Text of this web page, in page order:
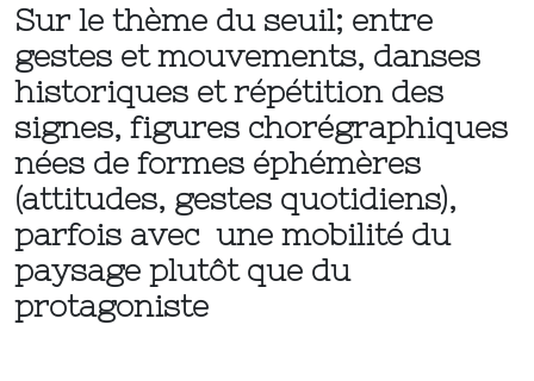
Sur le thème du seuil; entre
gestes et mouvements, danses
historiques et répétition des
signes, figures chorégraphiques
nées de formes éphémères
(attitudes, gestes quotidiens),
parfois avec une mobilité du
paysage plutôt que du
protagoniste